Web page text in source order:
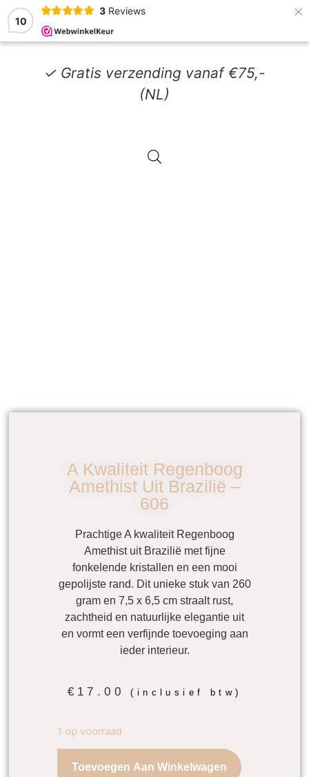
10
3 Reviews ×
✓ Gratis verzending vanaf €75,-
(NL)
A Kwaliteit Regenboog
Amethist Uit Brazilië –
606
Prachtige A kwaliteit Regenboog
Amethist uit Brazilië met fijne
fonkelende kristallen en een mooi
gepolijste rand. Dit unieke stuk van 260
gram en 7,5 x 6,5 cm straalt rust,
zachtheid en natuurlijke elegantie uit
en vormt een verfijnde toevoeging aan
ieder interieur.
€ 17.00 (inclusief btw)
1 op voorraad
Toevoegen Aan Winkelwagen